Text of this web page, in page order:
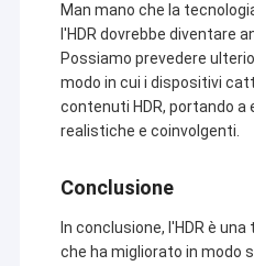
Contattaci
notizie
Tutti i casi
Richiedere un preventivo
Man mano che la
l'HDR dovrebbe diventare
Possiamo prevedere
modo in cui i dispositivi
contenuti HDR, portando a
realistiche e coinvolgenti.
Conclusione
In conclusione, l'HDR è
che ha migliorato in modo
come VR, l'AR, 3D, AI, il
la roboticadi vetro, IoT,
biometria, la rappresentazione,
ottico del computer, sicurezza,
con il modulo della macchina
migliore soluzione per voi.